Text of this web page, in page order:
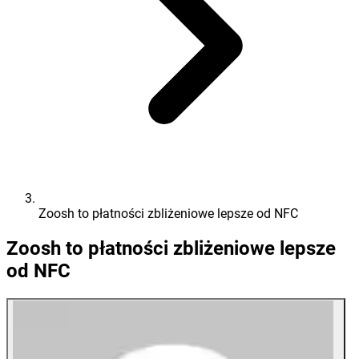
Zoosh to płatności zbliżeniowe lepsze od NFC
Zoosh to płatności zbliżeniowe lepsze
od NFC